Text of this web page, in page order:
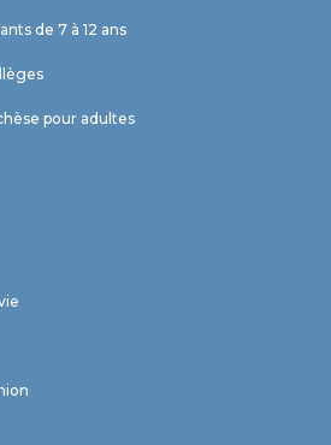
de 7 à 12 ans
pour adultes